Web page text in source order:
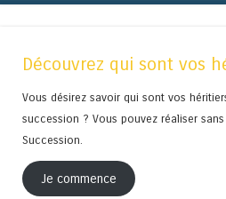
Découvrez qui sont vos
Vous désirez savoir qui sont vos
succession ? Vous pouvez réaliser
Succession.
Je commence